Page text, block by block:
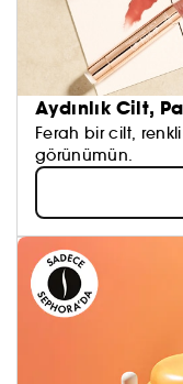
Aydınlık Cilt,
Ferah bir cilt,
görünümün.